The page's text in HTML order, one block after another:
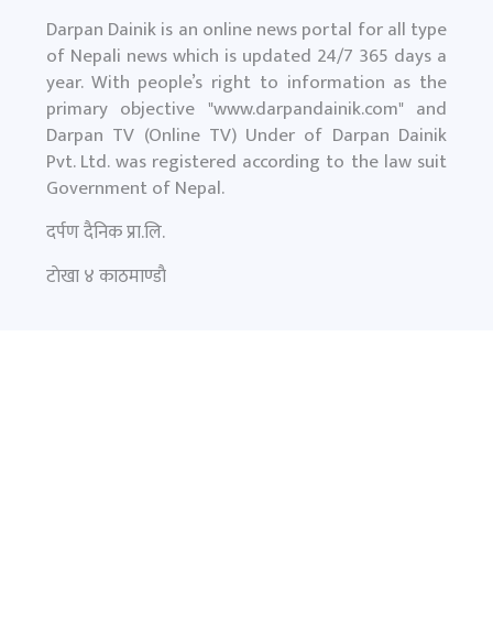
Darpan Dainik is an online news portal for all type
of Nepali news which is updated 24/7 365 days a
year. With people’s right to information as the
primary objective "www.darpandainik.com" and
Darpan TV (Online TV) Under of Darpan Dainik
Pvt. Ltd. was registered according to the law suit
Government of Nepal.
दर्पण दैनिक प्रा.लि.
टाेखा ४ काठमाण्डाै